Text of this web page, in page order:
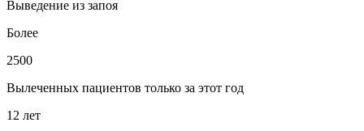
Выведение из запоя
Более
2500
Вылеченных пациентов только за этот год
12 лет